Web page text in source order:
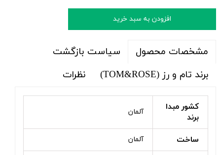
افزودن به سبد خرید
مشخصات محصول
سیاست بازگشت
برند تام و رز (TOM&ROSE)
نظرات
کشور مبدا
برند
آلمان
ساخت آلمان